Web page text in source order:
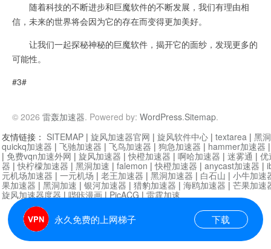
随着科技的不断进步和巨魔软件的不断发展，我们有理由相
信，未来的世界将会因为它的存在而变得更加美好。
让我们一起探秘神秘的巨魔软件，揭开它的面纱，发现更多的
可能性。
#3#
© 2026 雷轰加速器. Powered by: WordPress.Sitemap.
永久免费的上网梯子 下载
友情链接： SITEMAP | 旋风加速器官网 | 旋风软件中心 | textarea | 黑
quickq加速器 | 飞驰加速器 | 飞鸟加速器 | 狗急加速器 | hammer加速器
| 免费vqn加速外网 | 旋风加速器 |快橙加速器 | 啊哈加速器 | 迷雾通 | 优
器 |快柠檬加速器 | 黑洞加速 | falemon |快橙加速器 | anycast加速器 |
元机场加速器 | 一元机场 | 老王加速器 | 黑洞加速器 | 白石山 | 小牛加速
果加速器 | 黑洞加速 | 银河加速器 | 猎豹加速器 | 海鸥加速器 | 芒果加速
旋风加速器度器|哔咔漫画|PicACG|雷霆加速